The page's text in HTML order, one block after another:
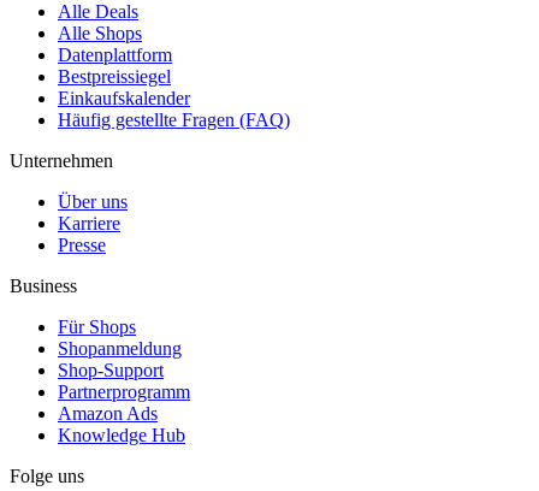
Alle Deals
Alle Shops
Datenplattform
Bestpreissiegel
Einkaufskalender
Häufig gestellte Fragen (FAQ)
Unternehmen
Über uns
Karriere
Presse
Business
Für Shops
Shopanmeldung
Shop-Support
Partnerprogramm
Amazon Ads
Knowledge Hub
Folge uns